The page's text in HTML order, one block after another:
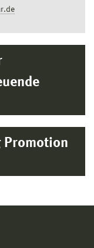
Promotion